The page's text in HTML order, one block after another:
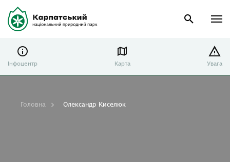
Інфоцентр Карта Увага
Головна Олександр Киселюк